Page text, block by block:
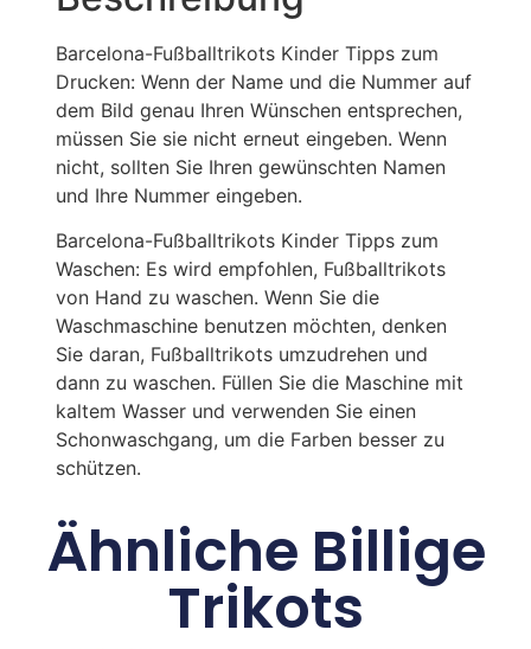
Barcelona-Fußballtrikots Kinder Tipps zum
Drucken: Wenn der Name und die Nummer auf
dem Bild genau Ihren Wünschen entsprechen,
müssen Sie sie nicht erneut eingeben. Wenn
nicht, sollten Sie Ihren gewünschten Namen
und Ihre Nummer eingeben.
Barcelona-Fußballtrikots Kinder Tipps zum
Waschen: Es wird empfohlen, Fußballtrikots
von Hand zu waschen. Wenn Sie die
Waschmaschine benutzen möchten, denken
Sie daran, Fußballtrikots umzudrehen und
dann zu waschen. Füllen Sie die Maschine mit
kaltem Wasser und verwenden Sie einen
Schonwaschgang, um die Farben besser zu
schützen.
Ähnliche Billige
Trikots